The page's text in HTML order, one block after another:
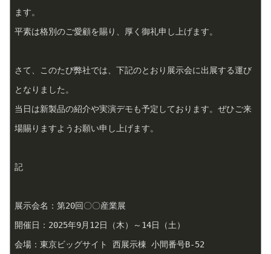
ます。
平素は格別のご愛顧を賜り、厚く御礼申し上げます。
さて、このたび弊社では、下記のとおり展示会に出展する運び
となりました。
当日は新製品の紹介や実演デモも予定しております。ぜひご来
場賜りますようお願い申し上げます。
記
展示会名：第20回〇〇産業展
開催日：2025年9月12日（木）～14日（土）
会場：東京ビッグサイト 西展示棟 小間番号B-52